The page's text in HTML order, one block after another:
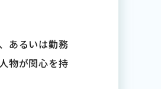
あるいは勤務
物が関心を持